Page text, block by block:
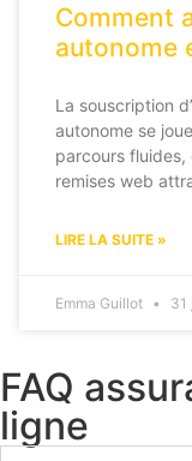
Comment
autonome
La souscription
autonome se
parcours
remises web
LIRE LA SUITE »
Emma Guillot 31
FAQ
ligne